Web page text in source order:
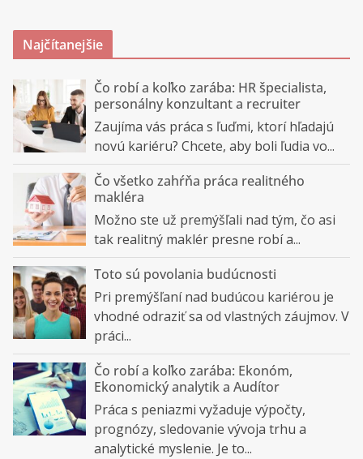
Najčítanejšie
Čo robí a koľko zarába: HR špecialista,
personálny konzultant a recruiter
Zaujíma vás práca s ľuďmi, ktorí hľadajú
novú kariéru? Chcete, aby boli ľudia vo...
Čo všetko zahŕňa práca realitného
makléra
Možno ste už premýšľali nad tým, čo asi
tak realitný maklér presne robí a...
Toto sú povolania budúcnosti
Pri premýšľaní nad budúcou kariérou je
vhodné odraziť sa od vlastných záujmov. V
práci...
Čo robí a koľko zarába: Ekonóm,
Ekonomický analytik a Audítor
Práca s peniazmi vyžaduje výpočty,
prognózy, sledovanie vývoja trhu a
analytické myslenie. Je to...